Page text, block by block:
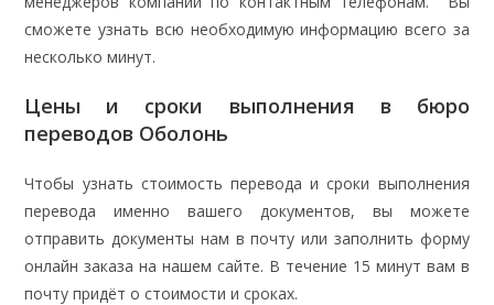
сможете узнать всю необходимую информацию всего за
несколько минут.
Цены и сроки выполнения в бюро
переводов Оболонь
Чтобы узнать стоимость перевода и сроки выполнения
перевода именно вашего документов, вы можете
отправить документы нам в почту или заполнить форму
онлайн заказа на нашем сайте. В течение 15 минут вам в
почту придёт о стоимости и сроках.